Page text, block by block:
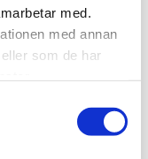
med.
med annan
som de har